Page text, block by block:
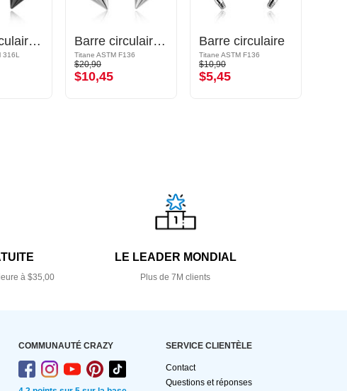
Barre circulaire avec cônes
316L
Barre circulaire avec cônes
Titane ASTM F136
$20,90
$10,45
Barre circulaire
Titane ASTM F136
$10,90
$5,45
à $35,00
LE LEADER MONDIAL
Plus de 7M clients
COMMUNAUTÉ CRAZY SERVICE CLIENTÈLE
Contact
Questions et réponses